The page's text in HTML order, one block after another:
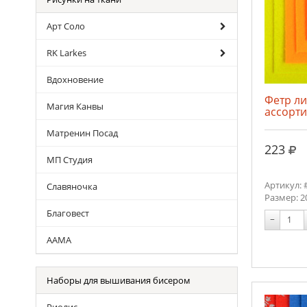
Арт Соло
RK Larkes
Вдохновение
Магия Канвы
Матренин Посад
МП Студия
Славяночка
Благовест
ААМА
Наборы для вышивания бисером
Фетр
223
Артикул:
Размер:
−